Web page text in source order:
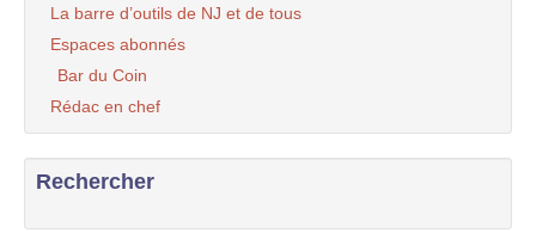
La barre d’outils de NJ et de tous
Espaces abonnés
Bar du Coin
Rédac en chef
Rechercher